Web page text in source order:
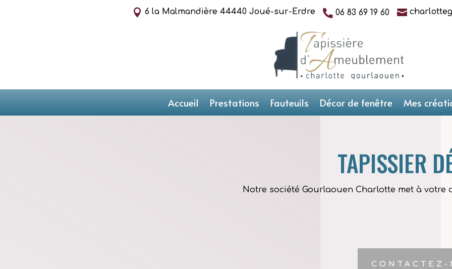
 6 la Malmandière 44440 Joué-sur-Erdre  06 83 69 19 60 
Accueil Prestations Fauteuils Décor de fenêtre Mes
TAPISSIER
Notre société Gourlaouen Charlotte met à